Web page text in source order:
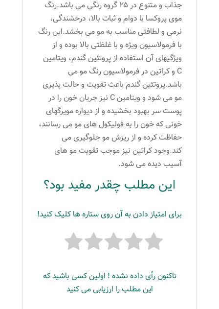
عدد
جذاب و متنوع در ۲۵ گروه رنگی می باشد.رنگ
موی پروکسا با دوام و ثبات بالا، درخشندگی،
نرمی و لطافتی مناسب به مو می بخشد.این رنگ
با فرمولاسیون ویژه و با غلظتی بالا بوده و از
ویژگیهای آن استفاده از پروتئین گندم، ویتامین
C و کراتین در فرمولاسیون رنگ مو می
باشد.پروتئین گندم باعث تقویت و حالت پذیری
مو می شود و ویتامین C نیز جریان خون را در
پوست سر بهبود بخشیده و از دیواره مویرگهای
خونی که خون را به فولیکول های مو می رسانند،
حفاظت کرده و از ریزش مو جلوگیری می
کند.وجود کراتین نیز موجب تقویت مو های
آسیب دیده می شود.
این مطلب چقدر مفید بود؟
برای امتیاز دادن به آن روی ستاره ها کلیک کنید!
تاکنون رأی داده نشده ! اولین کسی باشید که
این مطلب را ارزیابی می کنید